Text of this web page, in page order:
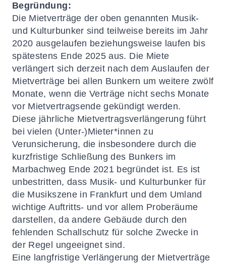
Begründung:
Die Mietverträge der oben genannten Musik-
und Kulturbunker sind teilweise bereits im Jahr
2020 ausgelaufen beziehungsweise laufen bis
spätestens Ende 2025 aus. Die Miete
verlängert sich derzeit nach dem Auslaufen der
Mietverträge bei allen Bunkern um weitere zwölf
Monate, wenn die Verträge nicht sechs Monate
vor Mietvertragsende gekündigt werden.
Diese jährliche Mietvertragsverlängerung führt
bei vielen (Unter-)Mieter*innen zu
Verunsicherung, die insbesondere durch die
kurzfristige Schließung des Bunkers im
Marbachweg Ende 2021 begründet ist. Es ist
unbestritten, dass Musik- und Kulturbunker für
die Musikszene in Frankfurt und dem Umland
wichtige Auftritts- und vor allem Proberäume
darstellen, da andere Gebäude durch den
fehlenden Schallschutz für solche Zwecke in
der Regel ungeeignet sind.
Eine langfristige Verlängerung der Mietverträge